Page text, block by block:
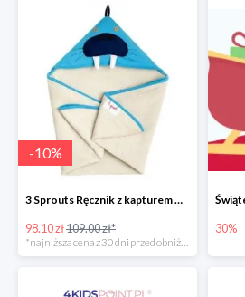
-10%
3 Sprouts Ręcznik z kapturem Mors -10%
98.10 zł109.00 zł* 30%